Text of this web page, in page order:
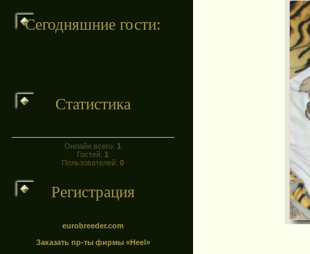
Сегодняшние гости:
Статистика
Онлайн всего: 1
Гостей: 1
Пользователей:0
Регистрация
eurobreeder.com
Заказать пр-ты фирмы «Heel»